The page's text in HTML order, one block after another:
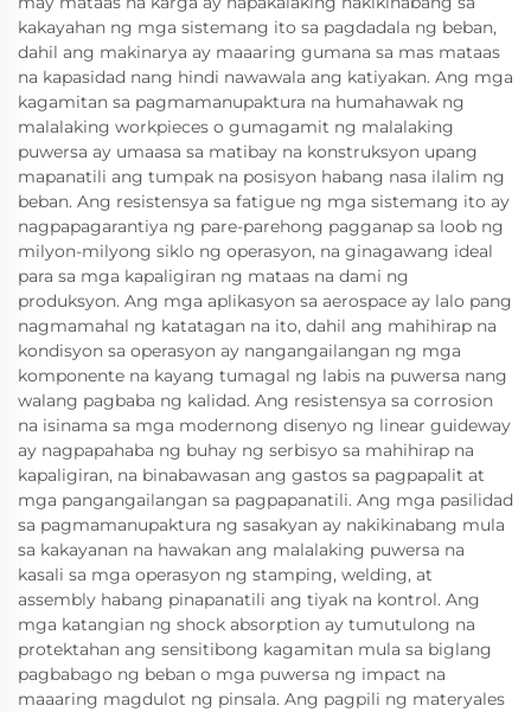
kakayahan ng mga sistemang ito sa pagdadala ng beban,
dahil ang makinarya ay maaaring gumana sa mas mataas
na kapasidad nang hindi nawawala ang katiyakan. Ang mga
kagamitan sa pagmamanupaktura na humahawak ng
malalaking workpieces o gumagamit ng malalaking
puwersa ay umaasa sa matibay na konstruksyon upang
mapanatili ang tumpak na posisyon habang nasa ilalim ng
beban. Ang resistensya sa fatigue ng mga sistemang ito ay
nagpapagarantiya ng pare-parehong pagganap sa loob ng
milyon-milyong siklo ng operasyon, na ginagawang ideal
para sa mga kapaligiran ng mataas na dami ng
produksyon. Ang mga aplikasyon sa aerospace ay lalo pang
nagmamahal ng katatagan na ito, dahil ang mahihirap na
kondisyon sa operasyon ay nangangailangan ng mga
komponente na kayang tumagal ng labis na puwersa nang
walang pagbaba ng kalidad. Ang resistensya sa corrosion
na isinama sa mga modernong disenyo ng linear guideway
ay nagpapahaba ng buhay ng serbisyo sa mahihirap na
kapaligiran, na binabawasan ang gastos sa pagpapalit at
mga pangangailangan sa pagpapanatili. Ang mga pasilidad
sa pagmamanupaktura ng sasakyan ay nakikinabang mula
sa kakayanan na hawakan ang malalaking puwersa na
kasali sa mga operasyon ng stamping, welding, at
assembly habang pinapanatili ang tiyak na kontrol. Ang
mga katangian ng shock absorption ay tumutulong na
protektahan ang sensitibong kagamitan mula sa biglang
pagbabago ng beban o mga puwersa ng impact na
maaaring magdulot ng pinsala. Ang pagpili ng materyales